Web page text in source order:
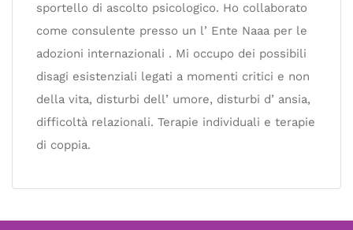
sportello di ascolto psicologico. Ho collaborato
come consulente presso un l’ Ente Naaa per le
adozioni internazionali . Mi occupo dei possibili
disagi esistenziali legati a momenti critici e non
della vita, disturbi dell’ umore, disturbi d’ ansia,
difficoltà relazionali. Terapie individuali e terapie
di coppia.